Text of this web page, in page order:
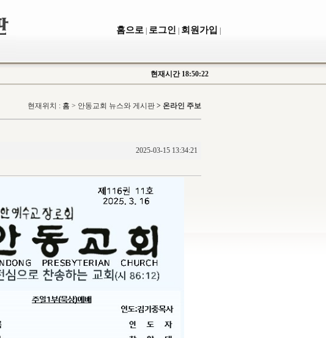
홈으로 로그인 회원가입
현재시간 18:50:22
현재위치 : 홈 > 안동교회 뉴스와 게시판 > 온라인 주보
2025-03-15 13:34:21